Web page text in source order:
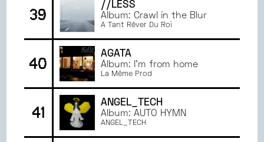
39
//LESS
Album: Crawl in the Blur
A Tant Rêver Du Roi
40
AGATA
Album: I'm from home
La Même Prod
41
ANGEL_TECH
Album: AUTO HYMN
ANGEL_TECH